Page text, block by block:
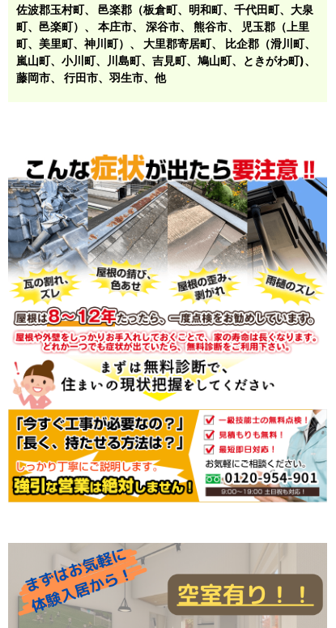
佐波郡玉村町、 邑楽郡（板倉町、明和町、千代田町、大泉
町、邑楽町） 、 本庄市、 深谷市、 熊谷市、
児玉郡（上里
町、美里町、神川町） 、 大里郡寄居町、
比企郡（滑川町、
嵐山町、小川町、川島町、吉見町、鳩山町、ときがわ町)、
藤岡市、 行田市、羽生市、他